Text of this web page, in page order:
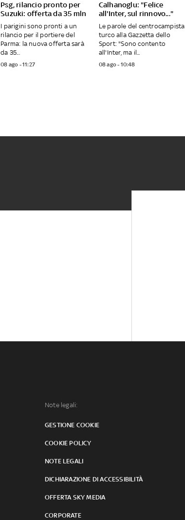
Psg, rilancio pronto per
Suzuki: offerta da 35 mln
I parigini sono pronti a un
rilancio per il portiere del
Parma: la nuova offerta sarà
da 35...
08 ago - 11:27
Calhanoglu: "Felice
all'Inter, sul rinnovo..."
Le parole del centrocampista
turco alla Gazzetta dello
Sport: "Sono contento
all'Inter, ma il...
08 ago - 10:48
Note legali:
GESTIONE COOKIE
COOKIE POLICY
NOTE LEGALI
DICHIARAZIONE DI ACCESSIBILITÀ
OFFERTA SKY MEDIA
CORPORATE